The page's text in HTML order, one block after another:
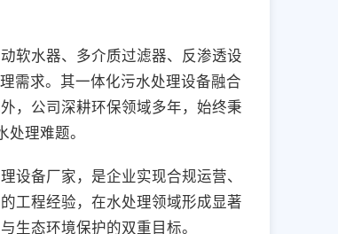
软水器、多介质过滤器、反渗透设
需求。其一体化污水处理设备融合
，公司深耕环保领域多年，始终秉
理难题。
备厂家，是企业实现合规运营、
工程经验，在水处理领域形成显著
生态环境保护的双重目标。